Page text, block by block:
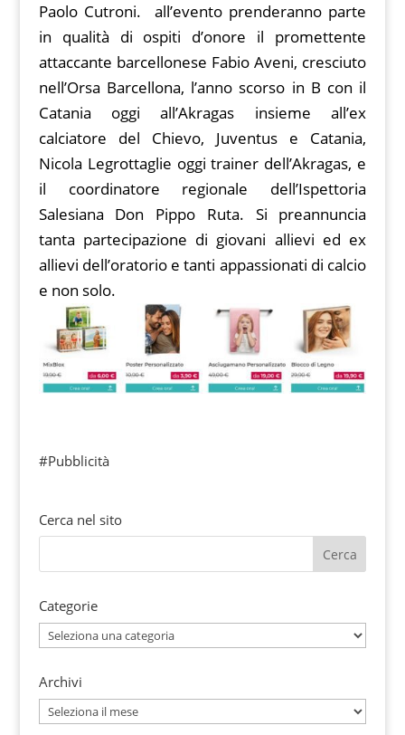
Paolo Cutroni. all’evento prenderanno parte
in qualità di ospiti d’onore il promettente
attaccante barcellonese Fabio Aveni, cresciuto
nell’Orsa Barcellona, l’anno scorso in B con il
Catania oggi all’Akragas insieme all’ex
calciatore del Chievo, Juventus e Catania,
Nicola Legrottaglie oggi trainer dell’Akragas, e
il coordinatore regionale dell’Ispettoria
Salesiana Don Pippo Ruta. Si preannuncia
tanta partecipazione di giovani allievi ed ex
allievi dell’oratorio e tanti appassionati di calcio
e non solo.
#Pubblicità
Cerca nel sito
Categorie
Categorie
Archivi
Archivi